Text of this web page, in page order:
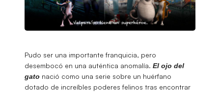
Pudo ser una importante franquicia, pero
desembocó en una auténtica anomalía. El ojo del
gato nació como una serie sobre un huérfano
dotado de increíbles poderes felinos tras encontrar